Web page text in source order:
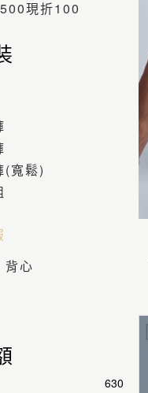
現折100
(寬鬆)
背心
630